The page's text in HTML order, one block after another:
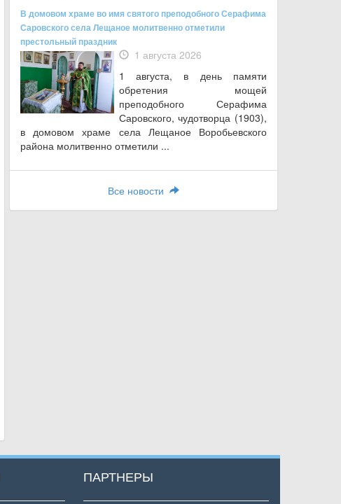
В домовом храме во имя святого преподобного Серафима
Саровского села Лещаное молитвенно отметили
престольный праздник
1 августа 2026
1 августа, в день памяти
обретения мощей
преподобного Серафима
Саровского, чудотворца (1903),
в домовом храме села Лещаное Воробьевского
района молитвенно отметили ...
Все новости
ПАРТНЕРЫ